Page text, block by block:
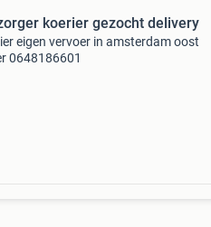
koerier gezocht delivery
eigen vervoer in amsterdam oost
0648186601